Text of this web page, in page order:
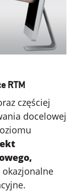
RTM
częściej
docelowej